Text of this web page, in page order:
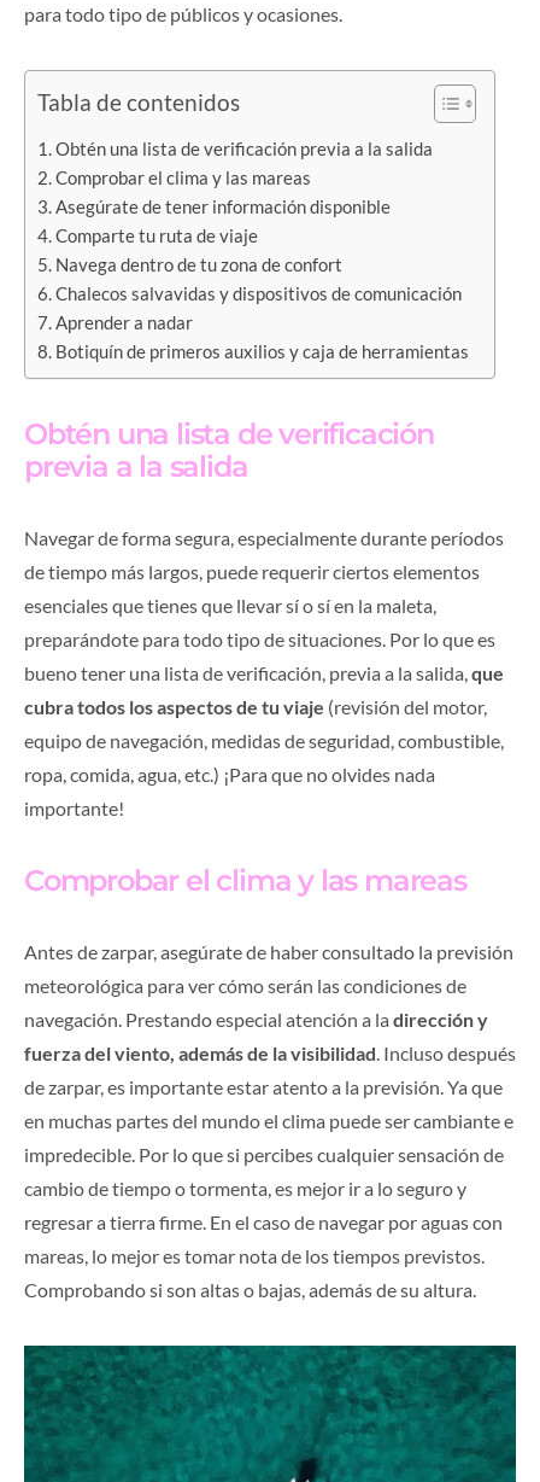
para todo tipo de públicos y ocasiones.
Tabla de contenidos
Obtén una lista de verificación previa a la salida
Comprobar el clima y las mareas
Asegúrate de tener información disponible
Comparte tu ruta de viaje
Navega dentro de tu zona de confort
Chalecos salvavidas y dispositivos de comunicación
Aprender a nadar
Botiquín de primeros auxilios y caja de herramientas
Obtén una lista de verificación
previa a la salida
Navegar de forma segura, especialmente durante períodos
de tiempo más largos, puede requerir ciertos elementos
esenciales que tienes que llevar sí o sí en la maleta,
preparándote para todo tipo de situaciones. Por lo que es
bueno tener una lista de verificación, previa a la salida,que
cubra todos los aspectos de tu viaje (revisión del motor,
equipo de navegación, medidas de seguridad, combustible,
ropa, comida, agua, etc.) ¡Para que no olvides nada
importante!
Comprobar el clima y las mareas
Antes de zarpar, asegúrate de haber consultado la previsión
meteorológica para ver cómo serán las condiciones de
navegación. Prestando especial atención a la dirección y
fuerza del viento, además de la visibilidad. Incluso después
de zarpar, es importante estar atento a la previsión. Ya que
en muchas partes del mundo el clima puede ser cambiante e
impredecible. Por lo que si percibes cualquier sensación de
cambio de tiempo o tormenta, es mejor ir a lo seguro y
regresar a tierra firme. En el caso de navegar por aguas con
mareas, lo mejor es tomar nota de los tiempos previstos.
Comprobando si son altas o bajas, además de su altura.